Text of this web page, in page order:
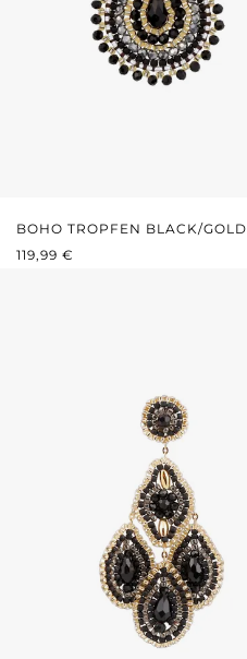
BOHO TROPFEN BLACK/GOLD
REGULÄRER PREIS:
119,99 €